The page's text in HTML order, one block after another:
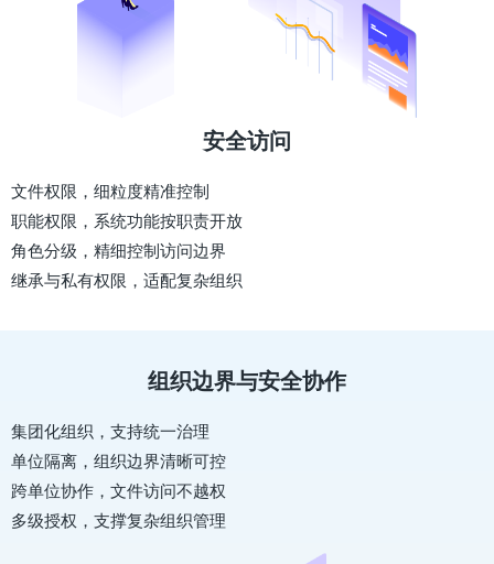
安全访问
文件权限，细粒度精准控制
职能权限，系统功能按职责开放
角色分级，精细控制访问边界
继承与私有权限，适配复杂组织
组织边界与安全协作
集团化组织，支持统一治理
单位隔离，组织边界清晰可控
跨单位协作，文件访问不越权
多级授权，支撑复杂组织管理